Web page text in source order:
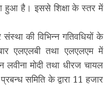
है। इससे शिक्षा के स्तर में
की विभिन्न गतिवधियों के
एलएलबी तथा एलएलएम में
लवीना मोदी तथा धीरज चायल
समिति के द्वारा 11 हजार